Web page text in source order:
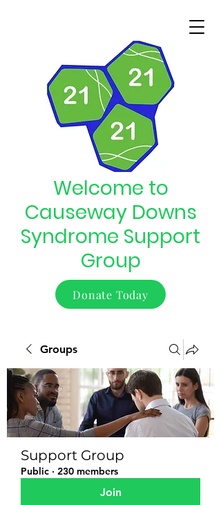
Welcome to
Causeway Downs
Syndrome Support
Group
Donate Today
Groups
Support Group
Public · 230 members
Join